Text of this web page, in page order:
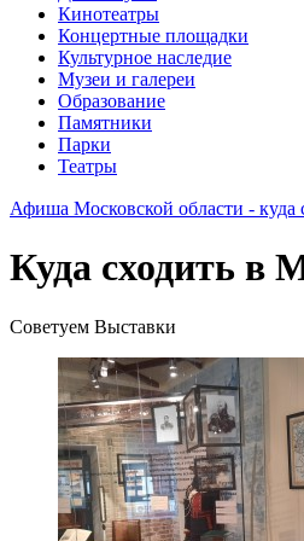
Кинотеатры
Концертные площадки
Культурное наследие
Музеи и галереи
Образование
Памятники
Парки
Театры
Афиша Московской области - куда
Куда сходить в
Советуем Выставки